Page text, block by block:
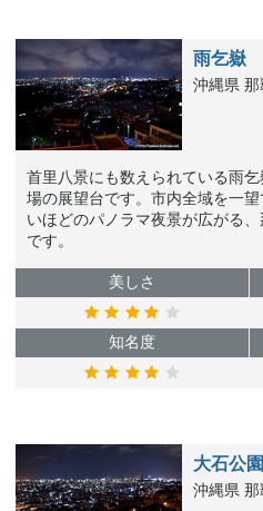
雨乞嶽
沖縄県 那
首里八景にも数えられている雨
場の展望台です。市内全域を一
いほどのパノラマ夜景が広がる
です。
美しさ
知名度
大石公園
沖縄県 那